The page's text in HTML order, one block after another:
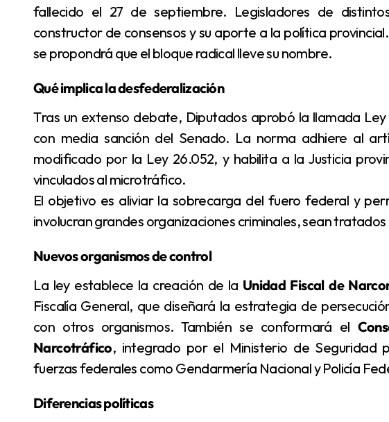
fallecido el 27 de septiembre. Legisladores de
constructor de consensos y su aporte a la política
se propondrá que el bloque radical lleve su nombre.
Qué implica la desfederalización
Tras un extenso debate, Diputados aprobó la llamada Ley de Narcomenudeo, que ya contaba
con media sanción del Senado. La norma adhiere al
modificado por la Ley 26.052, y habilita a la Justicia
vinculados al microtráfico.
El objetivo es aliviar la sobrecarga del fuero federal y
involucran grandes organizaciones criminales, sean
Nuevos organismos de control
La ley establece la creación de la Unidad Fiscal de
Fiscalía General, que diseñará la estrategia de
con otros organismos. También se conformará el
Narcotráfico, integrado por el Ministerio de Seguridad
fuerzas federales como Gendarmería Nacional y Policía
Diferencias políticas